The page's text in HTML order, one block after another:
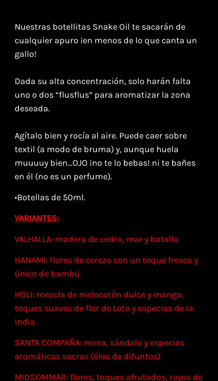
Nuestras botellitas Snake Oil te sacarán de
cualquier apuro ¡en menos de lo que canta un
gallo!
Dada su alta concentración, solo harán falta
uno o dos “flusflus” para aromatizar la zona
deseada.
Agítalo bien y rocía al aire. Puede caer sobre
textil (a modo de bruma) y, aunque huela
muuuuy bien…OJO ¡no te lo bebas! ni te bañes
en él (no es un perfume).
•Botellas de 50ml.
VARIANTES:
VALHALLA: madera de cedro, mar y batalla
HANAMI: flores de cerezo con un toque fresco y
único de bambú
HOLI: mezcla de melocotón dulce y mango,
toques suaves de flor de Loto y especias de la
India
SANTA COMPAÑA: mirra, sándalo y especias
aromáticas sacras (óleo de difuntos)
MIDSOMMAR: flores, toques afrutados, rayos de